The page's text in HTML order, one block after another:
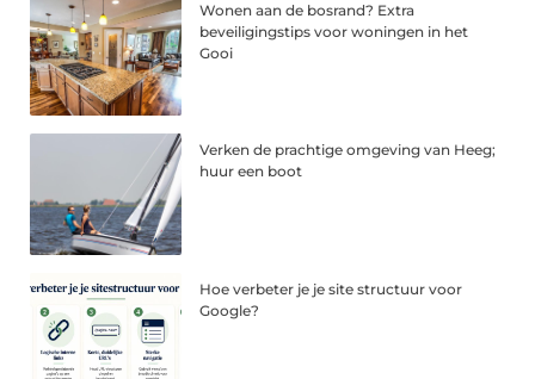
Wonen aan de bosrand? Extra
beveiligingstips voor woningen in het
Gooi
Verken de prachtige omgeving van Heeg;
huur een boot
Hoe verbeter je je site structuur voor
Google?